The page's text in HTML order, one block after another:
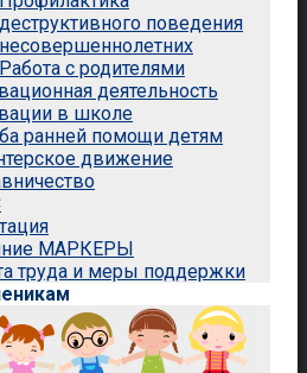
деструктивного поведения
несовершеннолетних
Работа с родителями
деятельность
в школе
ранней помощи детям
движение
МАРКЕРЫ
труда и меры поддержки